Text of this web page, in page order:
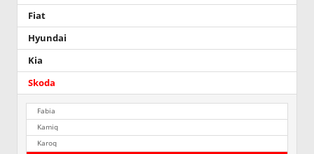
Fiat
Hyundai
Kia
Skoda
Fabia
Kamiq
Karoq